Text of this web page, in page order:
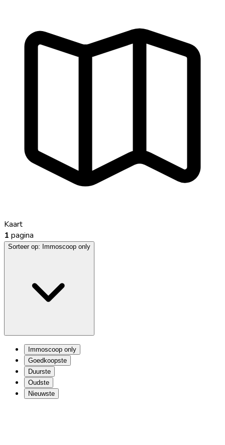
Kaart
1 pagina
Sorteer op: Immoscoop only
Immoscoop only
Goedkoopste
Duurste
Oudste
Nieuwste